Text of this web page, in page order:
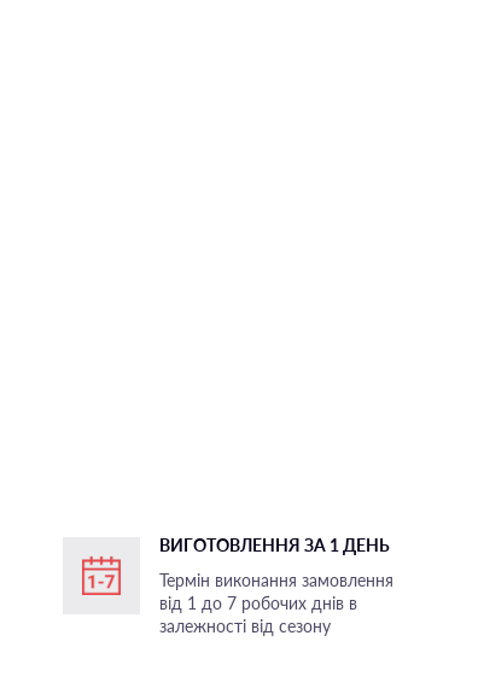
ВИГОТОВЛЕННЯ ЗА 1 ДЕНЬ
Термін виконання замовлення
від 1 до 7 робочих днів в
залежності від сезону